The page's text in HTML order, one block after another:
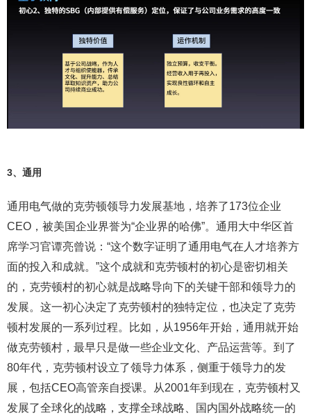
3、通用
通用电气做的克劳顿领导力发展基地，培养了173位企业
CEO，被美国企业界誉为“企业界的哈佛”。通用大中华区首
席学习官谭亮曾说：“这个数字证明了通用电气在人才培养方
面的投入和成就。”这个成就和克劳顿村的初心是密切相关
的，克劳顿村的初心就是战略导向下的关键干部和领导力的
发展。这一初心决定了克劳顿村的独特定位，也决定了克劳
顿村发展的一系列过程。比如，从1956年开始，通用就开始
做克劳顿村，最早只是做一些企业文化、产品运营等。到了
80年代，克劳顿村设立了领导力体系，侧重于领导力的发
展，包括CEO高管亲自授课。从2001年到现在，克劳顿村又
发展了全球化的战略，支撑全球战略、国内国外战略统一的